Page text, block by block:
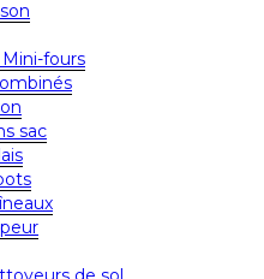
fours
sac